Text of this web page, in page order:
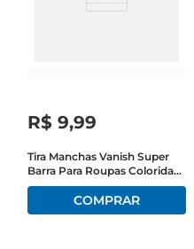
R$ 9,99
Tira Manchas Vanish Super
Barra Para Roupas Coloridas
75g